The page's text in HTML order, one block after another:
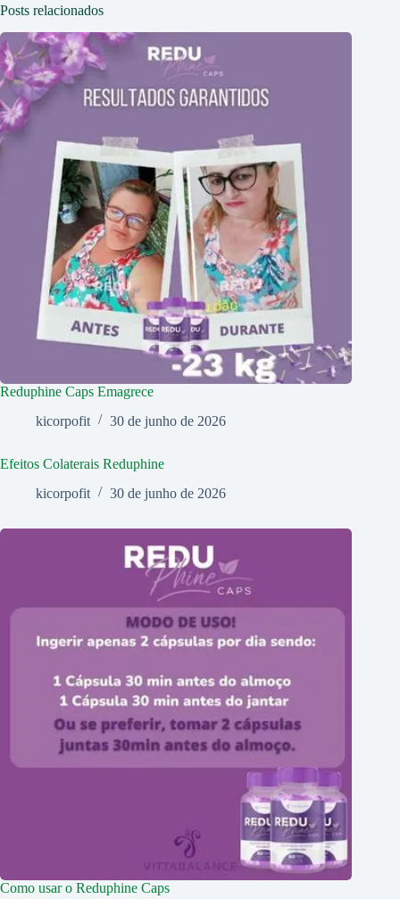
Posts relacionados
Reduphine Caps Emagrece
kicorpofit
30 de junho de 2026
Efeitos Colaterais Reduphine
kicorpofit
30 de junho de 2026
Como usar o Reduphine Caps